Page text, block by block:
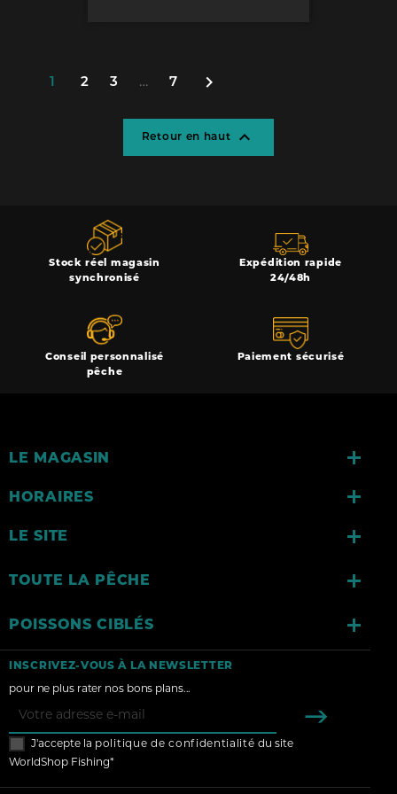
1 2 3 … 7 
Retour en haut 
Stock réel magasin
synchronisé
Expédition rapide
24/48h
Conseil personnalisé
pêche
Paiement sécurisé
LE MAGASIN 
HORAIRES 
LE SITE 
TOUTE LA PÊCHE 
POISSONS CIBLÉS 
INSCRIVEZ-VOUS À LA NEWSLETTER
pour ne plus rater nos bons plans...
J'accepte la politique de confidentialité du site
WorldShop Fishing*